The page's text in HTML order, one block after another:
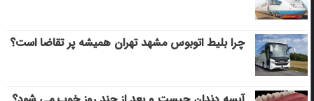
چرا بلیط اتوبوس مشهد تهران همیشه پر تقاضا است؟